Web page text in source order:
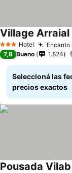
3 Estrellas
Hotel Encanto
Village Arraial
7,8 Bueno 1.824
Seleccioná las
precios exactos
Pousada Vilab